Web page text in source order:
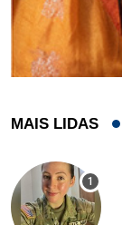
MAIS LIDAS